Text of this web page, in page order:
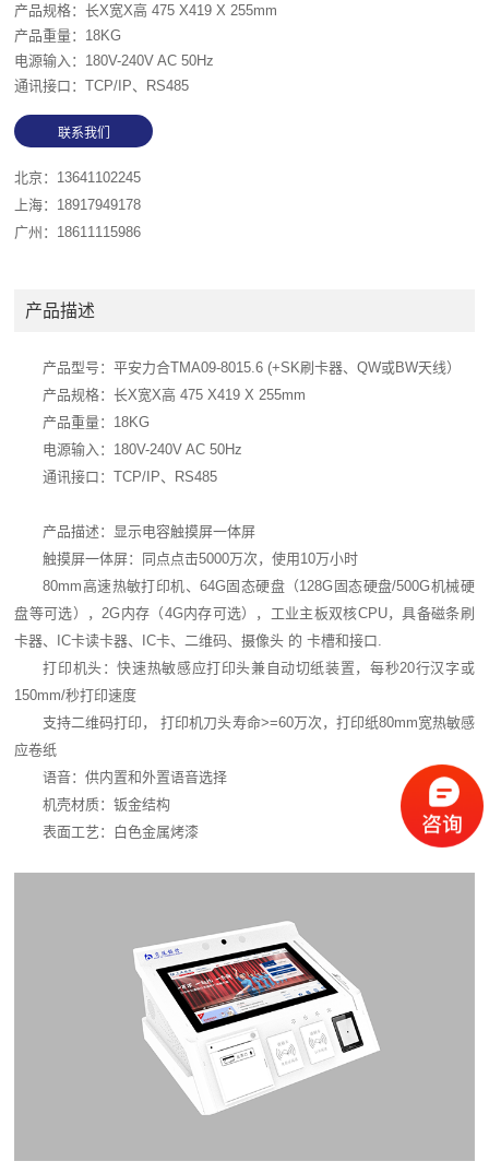
产品规格：长X宽X高 475 X419 X 255mm
产品重量：18KG
电源输入：180V-240V AC 50Hz
通讯接口：TCP/IP、RS485
北京：13641102245
上海：18917949178
广州：18611115986
产品描述
产品型号：平安力合TMA09-8015.6 (+SK刷卡器、QW或BW天线）
产品规格：长X宽X高 475 X419 X 255mm
产品重量：18KG
电源输入：180V-240V AC 50Hz
通讯接口：TCP/IP、RS485
产品描述：显示电容触摸屏一体屏
触摸屏一体屏：同点点击5000万次，使用10万小时
80mm高速热敏打印机、64G固态硬盘（128G固态硬盘/500G机械硬
盘等可选），2G内存（4G内存可选），工业主板双核CPU，具备磁条刷
卡器、IC卡读卡器、IC卡、二维码、摄像头 的 卡槽和接口.
打印机头：快速热敏感应打印头兼自动切纸装置，每秒20行汉字或
150mm/秒打印速度
支持二维码打印， 打印机刀头寿命>=60万次，打印纸80mm宽热敏感
应卷纸
语音：供内置和外置语音选择
机壳材质：钣金结构
表面工艺：白色金属烤漆